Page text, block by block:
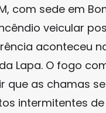
com sede em
veicular
aconteceu
Lapa. O fogo
que as chamas
intermitentes